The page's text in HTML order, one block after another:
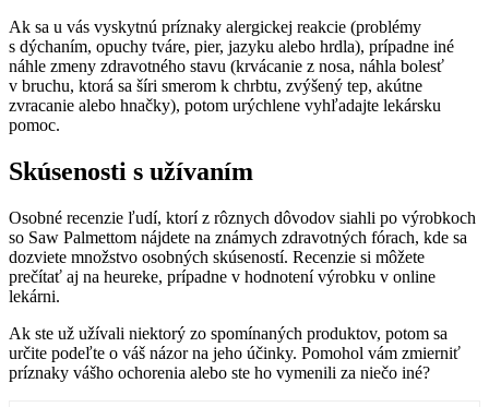
Ak sa u vás vyskytnú príznaky alergickej reakcie (problémy
s dýchaním, opuchy tváre, pier, jazyku alebo hrdla), prípadne iné
náhle zmeny zdravotného stavu (krvácanie z nosa, náhla bolesť
v bruchu, ktorá sa šíri smerom k chrbtu, zvýšený tep, akútne
zvracanie alebo hnačky), potom urýchlene vyhľadajte lekársku
pomoc.
Skúsenosti s užívaním
Osobné recenzie ľudí, ktorí z rôznych dôvodov siahli po výrobkoch
so Saw Palmettom nájdete na známych zdravotných fórach, kde sa
dozviete množstvo osobných skúseností. Recenzie si môžete
prečítať aj na heureke, prípadne v hodnotení výrobku v online
lekárni.
Ak ste už užívali niektorý zo spomínaných produktov, potom sa
určite podeľte o váš názor na jeho účinky. Pomohol vám zmierniť
príznaky vášho ochorenia alebo ste ho vymenili za niečo iné?